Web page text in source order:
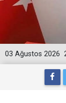
03 Ağustos 2026